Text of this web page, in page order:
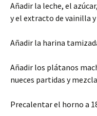
Añadir la leche, el
y el extracto de vainilla
Añadir la harina
Añadir los plátanos
nueces partidas y
Precalentar el horno a